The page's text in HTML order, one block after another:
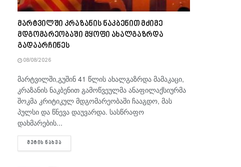
მარტვილში კრაზანის ნაკბენით მძიმე
მდგომარეობაში მყოფი ახალგაზრდა
გადაარჩინეს
08/08/2026
მარტვილში,გუშინ 41 წლის ახალგაზრდა მამაკაცი,
კრაზანის ნაკბენით გამოწვეულმა ანაფილაქსიურმა
შოკმა კრიტიკულ მდგომარეობაში ჩააგდო, მას
პულსი და წნევა დაუვარდა. სასწრაფო
დახმარების...
ᲛᲔᲢᲘᲡ ᲜᲐᲮᲕᲐ